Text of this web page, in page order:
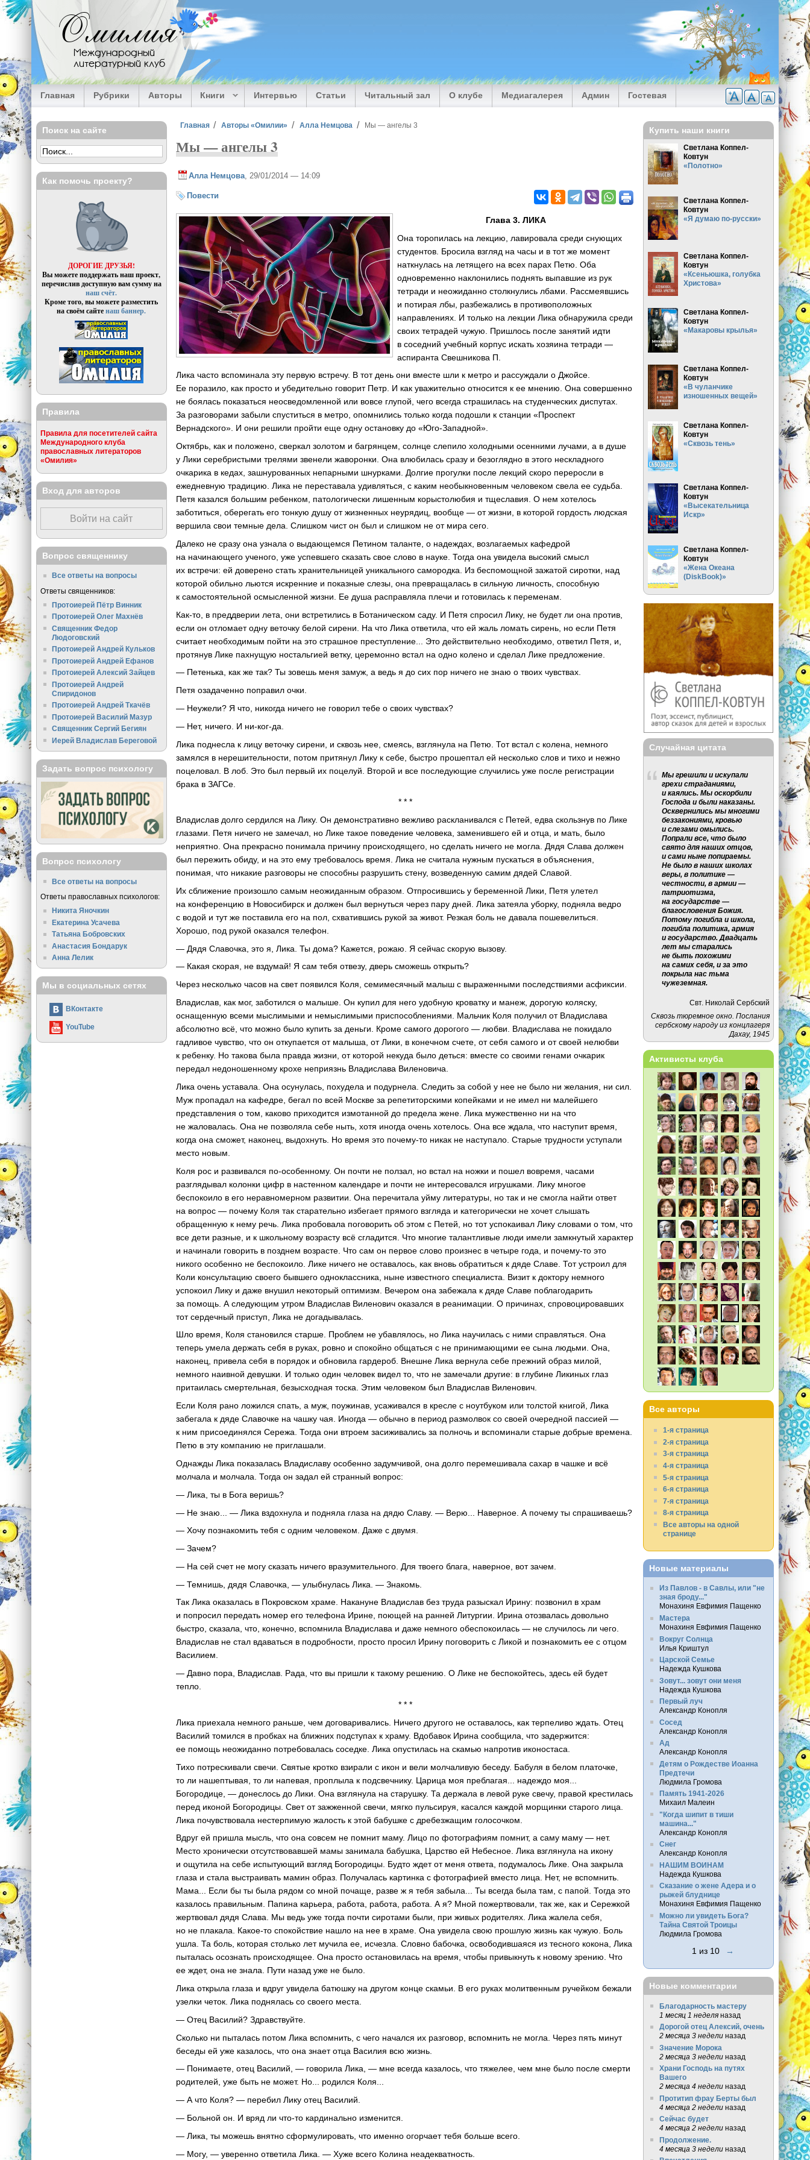
Перейти к основному содержанию
Омилия
Международный
литературный клуб
Главная Рубрики Авторы Книги Интервью Статьи Читальный зал О клубе Медиагалерея Админ Гостевая
Вы здесь
Главная Авторы «Омилии» Алла Немцова Мы — ангелы 3
Мы — ангелы 3
Алла Немцова , 29/01/2014 — 14:09
Повести
Глава 3. ЛИКА
Она торопилась на лекцию, лавировала среди снующих
студентов. Бросила взгляд на часы и в тот же момент
наткнулась на летящего на всех парах Петю. Оба
одновременно наклонились поднять выпавшие из рук
тетради и неожиданно столкнулись лбами. Рассмеявшись
и потирая лбы, разбежались в противоположных
направлениях. И только на лекции Лика обнаружила среди
своих тетрадей чужую. Пришлось после занятий идти
в соседний учебный корпус искать хозяина тетради —
аспиранта Свешникова П.
Лика часто вспоминала эту первую встречу. В тот день они вместе шли к метро и рассуждали о Джойсе.
Ее поразило, как просто и убедительно говорит Петр. И как уважительно относится к ее мнению. Она совершенно
не боялась показаться неосведомленной или вовсе глупой, чего всегда страшилась на студенческих диспутах.
За разговорами забыли спуститься в метро, опомнились только когда подошли к станции «Проспект
Вернадского». И они решили пройти еще одну остановку до «Юго-Западной».
Октябрь, как и положено, сверкал золотом и багрянцем, солнце слепило холодными осенними лучами, а в душе
у Лики серебристыми трелями звенели жаворонки. Она влюбилась сразу и безоглядно в этого нескладного
очкарика в кедах, зашнурованных непарными шнурками. Долгие прогулки после лекций скоро переросли в
ежедневную традицию. Лика не переставала удивляться, с каким необыкновенным человеком свела ее судьба.
Петя казался большим ребенком, патологически лишенным корыстолюбия и тщеславия. О нем хотелось
заботиться, оберегать его тонкую душу от жизненных неурядиц, вообще — от жизни, в которой гордость людская
вершила свои темные дела. Слишком чист он был и слишком не от мира сего.
Далеко не сразу она узнала о выдающемся Петином таланте, о надеждах, возлагаемых кафедрой
на начинающего ученого, уже успевшего сказать свое слово в науке. Тогда она увидела высокий смысл
их встречи: ей доверено стать хранительницей уникального самородка. Из беспомощной зажатой сиротки, над
которой обильно льются искренние и показные слезы, она превращалась в сильную личность, способную
к самостоятельной осмысленной жизни. Ее душа расправляла плечи и готовилась к переменам.
Как-то, в преддверии лета, они встретились в Ботаническом саду. И Петя спросил Лику, не будет ли она против,
если он отломает одну веточку белой сирени. На что Лика ответила, что ей жаль ломать сирень, но если Петя
считает необходимым пойти на это страшное преступление... Это действительно необходимо, ответил Петя, и,
протянув Лике пахнущую ностальгией ветку, церемонно встал на одно колено и сделал Лике предложение.
— Петенька, как же так? Ты зовешь меня замуж, а ведь я до сих пор ничего не знаю о твоих чувствах.
Петя озадаченно поправил очки.
— Неужели? Я что, никогда ничего не говорил тебе о своих чувствах?
— Нет, ничего. И ни-ког-да.
Лика поднесла к лицу веточку сирени, и сквозь нее, смеясь, взглянула на Петю. Тот встал с колена, немного
замялся в нерешительности, потом притянул Лику к себе, быстро прошептал ей несколько слов и тихо и нежно
поцеловал. В лоб. Это был первый их поцелуй. Второй и все последующие случились уже после регистрации
брака в ЗАГСе.
* * *
Владислав долго сердился на Лику. Он демонстративно вежливо раскланивался с Петей, едва скользнув по Лике
глазами. Петя ничего не замечал, но Лике такое поведение человека, заменившего ей и отца, и мать, было
неприятно. Она прекрасно понимала причину происходящего, но сделать ничего не могла. Дядя Слава должен
был пережить обиду, и на это ему требовалось время. Лика не считала нужным пускаться в объяснения,
понимая, что никакие разговоры не способны разрушить стену, возведенную самим дядей Славой.
Их сближение произошло самым неожиданным образом. Отпросившись у беременной Лики, Петя улетел
на конференцию в Новосибирск и должен был вернуться через пару дней. Лика затеяла уборку, подняла ведро
с водой и тут же поставила его на пол, схватившись рукой за живот. Резкая боль не давала пошевелиться.
Хорошо, под рукой оказался телефон.
— Дядя Славочка, это я, Лика. Ты дома? Кажется, рожаю. Я сейчас скорую вызову.
— Какая скорая, не вздумай! Я сам тебя отвезу, дверь сможешь открыть?
Через несколько часов на свет появился Коля, семимесячный малыш с выраженными последствиями асфиксии.
Владислав, как мог, заботился о малыше. Он купил для него удобную кроватку и манеж, дорогую коляску,
оснащенную всеми мыслимыми и немыслимыми приспособлениями. Мальчик Коля получил от Владислава
абсолютно всё, что можно было купить за деньги. Кроме самого дорогого — любви. Владислава не покидало
гадливое чувство, что он откупается от малыша, от Лики, в конечном счете, от себя самого и от своей нелюбви
к ребенку. Но такова была правда жизни, от которой некуда было деться: вместе со своими генами очкарик
передал недоношенному крохе неприязнь Владислава Виленовича.
Лика очень уставала. Она осунулась, похудела и подурнела. Следить за собой у нее не было ни желания, ни сил.
Муж пропадал на кафедре, бегал по всей Москве за репетиторскими копейками и не имел ни малейшего
представления о том, каково приходится измотанной до предела жене. Лика мужественно ни на что
не жаловалась. Она не позволяла себе ныть, хотя иногда очень хотелось. Она все ждала, что наступит время,
когда она сможет, наконец, выдохнуть. Но время это почему-то никак не наступало. Старые трудности уступали
место новым.
Коля рос и развивался по-особенному. Он почти не ползал, но встал на ножки и пошел вовремя, часами
разглядывал колонки цифр в настенном календаре и почти не интересовался игрушками. Лику многое
беспокоило в его неравномерном развитии. Она перечитала уйму литературы, но так и не смогла найти ответ
на вопрос — почему Коля так старательно избегает прямого взгляда и категорически не хочет слышать
обращенную к нему речь. Лика пробовала поговорить об этом с Петей, но тот успокаивал Лику словами о том, что
все дети разные, и к школьному возрасту всё сгладится. Что многие талантливые люди имели замкнутый характер
и начинали говорить в позднем возрасте. Что сам он первое слово произнес в четыре года, и почему-то это
никого особенно не беспокоило. Лике ничего не оставалось, как вновь обратиться к дяде Славе. Тот устроил для
Коли консультацию своего бывшего одноклассника, ныне известного специалиста. Визит к доктору немного
успокоил Лику и даже внушил некоторый оптимизм. Вечером она забежала к дяде Славе поблагодарить
за помощь. А следующим утром Владислав Виленович оказался в реанимации. О причинах, спровоцировавших
тот сердечный приступ, Лика не догадывалась.
Шло время, Коля становился старше. Проблем не убавлялось, но Лика научилась с ними справляться. Она
теперь умела держать себя в руках, ровно и спокойно общаться с не принимающими ее сына людьми. Она,
наконец, привела себя в порядок и обновила гардероб. Внешне Лика вернула себе прежний образ милой,
немного наивной девушки. И только один человек видел то, что не замечали другие: в глубине Ликиных глаз
притаилась смертельная, безысходная тоска. Этим человеком был Владислав Виленович.
Если Коля рано ложился спать, а муж, поужинав, усаживался в кресле с ноутбуком или толстой книгой, Лика
забегала к дяде Славочке на чашку чая. Иногда — обычно в период размолвок со своей очередной пассией —
к ним присоединялся Сережа. Тогда они втроем засиживались за полночь и вспоминали старые добрые времена.
Петю в эту компанию не приглашали.
Однажды Лика показалась Владиславу особенно задумчивой, она долго перемешивала сахар в чашке и всё
молчала и молчала. Тогда он задал ей странный вопрос:
— Лика, ты в Бога веришь?
— Не знаю... — Лика вздохнула и подняла глаза на дядю Славу. — Верю... Наверное. А почему ты спрашиваешь?
— Хочу познакомить тебя с одним человеком. Даже с двумя.
— Зачем?
— На сей счет не могу сказать ничего вразумительного. Для твоего блага, наверное, вот зачем.
— Темнишь, дядя Славочка, — улыбнулась Лика. — Знакомь.
Так Лика оказалась в Покровском храме. Накануне Владислав без труда разыскал Ирину: позвонил в храм
и попросил передать номер его телефона Ирине, поющей на ранней Литургии. Ирина отозвалась довольно
быстро, сказала, что, конечно, вспомнила Владислава и даже немного обеспокоилась — не случилось ли чего.
Владислав не стал вдаваться в подробности, просто просил Ирину поговорить с Ликой и познакомить ее с отцом
Василием.
— Давно пора, Владислав. Рада, что вы пришли к такому решению. О Лике не беспокойтесь, здесь ей будет
тепло.
* * *
Лика приехала немного раньше, чем договаривались. Ничего другого не оставалось, как терпеливо ждать. Отец
Василий томился в пробках на ближних подступах к храму. Вдобавок Ирина сообщила, что задержится:
ее помощь неожиданно потребовалась соседке. Лика опустилась на скамью напротив иконостаса.
Тихо потрескивали свечи. Святые кротко взирали с икон и вели молчаливую беседу. Бабуля в белом платочке,
то ли нашептывая, то ли напевая, проплыла к подсвечнику. Царица моя преблагая... надеждо моя...
Богородице, — донеслось до Лики. Она взглянула на старушку. Та держала в левой руке свечу, правой крестилась
перед иконой Богородицы. Свет от зажженной свечи, мягко пульсируя, касался каждой морщинки старого лица.
Лика почувствовала нестерпимую жалость к этой бабушке с дребезжащим голосочком.
Вдруг ей пришла мысль, что она совсем не помнит маму. Лицо по фотографиям помнит, а саму маму — нет.
Место хронически отсутствовавшей мамы занимала бабушка, Царство ей Небесное. Лика взглянула на икону
и ощутила на себе испытующий взгляд Богородицы. Будто ждет от меня ответа, подумалось Лике. Она закрыла
глаза и стала выстраивать мамин образ. Получалась картинка с фотографией вместо лица. Нет, не вспомнить.
Мама... Если бы ты была рядом со мной почаще, разве ж я тебя забыла... Ты всегда была там, с папой. Тогда это
казалось правильным. Папина карьера, работа, работа, работа. А я? Мной пожертвовали, так же, как и Сережкой
жертвовал дядя Слава. Мы ведь уже тогда почти сиротами были, при живых родителях. Лика жалела себя,
но не плакала. Какое-то спокойствие нашло на нее в храме. Она увидела свою прошлую жизнь как чужую. Боль
ушла. Та боль, которая столько лет мучила ее, исчезла. Словно бабочка, освободившаяся из тесного кокона, Лика
пыталась осознать происходящее. Она просто остановилась на время, чтобы привыкнуть к новому зрению. Что
ее ждет, она не знала. Пути назад уже не было.
Лика открыла глаза и вдруг увидела батюшку на другом конце скамьи. В его руках молитвенным ручейком бежали
узелки четок. Лика поднялась со своего места.
— Отец Василий? Здравствуйте.
Сколько ни пыталась потом Лика вспомнить, с чего начался их разговор, вспомнить не могла. Через пять минут
беседы ей уже казалось, что она знает отца Василия всю жизнь.
— Понимаете, отец Василий, — говорила Лика, — мне всегда казалось, что тяжелее, чем мне было после смерти
родителей, уже быть не может. Но... родился Коля...
— А что Коля? — перебил Лику отец Василий.
— Больной он. И вряд ли что-то кардинально изменится.
— Лика, ты можешь внятно сформулировать, что именно огорчает тебя больше всего.
— Могу, — уверенно ответила Лика. — Хуже всего Колина неадекватность.
Поиск на сайте
Как помочь проекту?
ДОРОГИЕ ДРУЗЬЯ!
Вы можете поддержать наш проект,
перечислив доступную вам сумму на
наш счёт.
Кроме того, вы можете разместить
на своём сайтенаш баннер.
Правила
Правила для посетителей сайта
Международного клуба
православных литераторов
«Омилия»
Вход для авторов
Войти на сайт
Вопрос священнику
Все ответы на вопросы
Ответы священников:
Протоиерей Пётр Винник
Протоиерей Олег Махнёв
Священник Федор
Людоговский
Протоиерей Андрей Кульков
Протоиерей Андрей Ефанов
Протоиерей Алексий Зайцев
Протоиерей Андрей
Спиридонов
Протоиерей Андрей Ткачёв
Протоиерей Василий Мазур
Священник Сергий Бегиян
Иерей Владислав Береговой
Задать вопрос психологу
Вопрос психологу
Все ответы на вопросы
Ответы православных психологов:
Никита Яночкин
Екатерина Усачева
Татьяна Бобровских
Анастасия Бондарук
Анна Лелик
Мы в социальных сетях
ВКонтакте
YouTube
Купить наши книги
Светлана Коппел-
Ковтун
«Полотно»
Светлана Коппел-
Ковтун
«Я думаю по-русски»
Светлана Коппел-
Ковтун
«Ксеньюшка, голубка
Христова»
Светлана Коппел-
Ковтун
«Макаровы крылья»
Светлана Коппел-
Ковтун
«В чуланчике
изношенных вещей»
Светлана Коппел-
Ковтун
«Сквозь тень»
Светлана Коппел-
Ковтун
«Высекательница
Искр»
Светлана Коппел-
Ковтун
«Жена Океана
(DiskBook)»
Случайная цитата
Мы грешили и искупали
грехи страданиями,
и каялись. Мы оскорбили
Господа и были наказаны.
Осквернились мы многими
беззакониями, кровью
и слезами омылись.
Попрали все, что было
свято для наших отцов,
и сами ныне попираемы.
Не было в наших школах
веры, в политике —
честности, в армии —
патриотизма,
на государстве —
благословения Божия.
Потому погибла и школа,
погибла политика, армия
и государство. Двадцать
лет мы старались
не быть похожими
на самих себя, и за это
покрыла нас тьма
чужеземная.
Свт. Николай Сербский
Сквозь тюремное окно. Послания
сербскому народу из концлагеря
Дахау, 1945
Активисты клуба
Все авторы
1-я страница
2-я страница
3-я страница
4-я страница
5-я страница
6-я страница
7-я страница
8-я страница
Все авторы на одной
странице
Новые материалы
Из Павлов - в Савлы, или "не
зная броду..."
Монахиня Евфимия Пащенко
Мастера
Монахиня Евфимия Пащенко
Вокруг Солнца
Илья Криштул
Царской Семье
Надежда Кушкова
Зовут... зовут они меня
Надежда Кушкова
Первый луч
Александр Конопля
Сосед
Александр Конопля
Ад
Александр Конопля
Детям о Рождестве Иоанна
Предтечи
Людмила Громова
Память 1941-2026
Михаил Малеин
"Когда шипит в тиши
машина..."
Александр Конопля
Снег
Александр Конопля
НАШИМ ВОИНАМ
Надежда Кушкова
Сказание о жене Адера и о
рыжей блуднице
Монахиня Евфимия Пащенко
Можно ли увидеть Бога?
Тайна Святой Троицы
Людмила Громова
1 из 10 →
Новые комментарии
Благодарность мастеру
1 месяц 1 неделяназад
Дорогой отец Алексий, очень
2 месяца 3 неделиназад
Значение Морока
2 месяца 3 неделиназад
Храни Господь на путях
Вашего
2 месяца 4 неделиназад
Протитип фрау Берты был
4 месяца 2 неделиназад
Сейчас будет
4 месяца 2 неделиназад
Продолжение.
4 месяца 3 неделиназад